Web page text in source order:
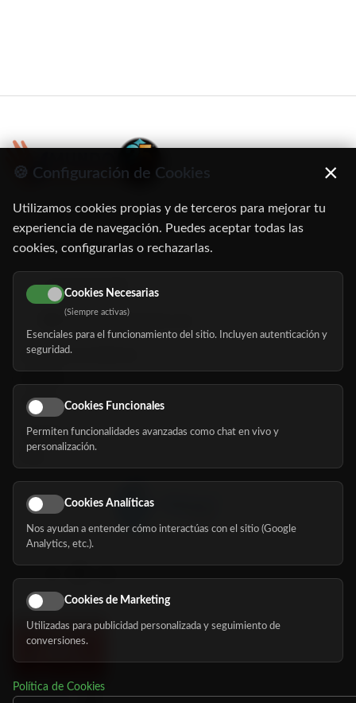
C/ Oruro, 11. 28016 Madrid
91 345 06 26
616 113 103
hola@mundomayor.com
Buscador de residencias
Eventos
Nosotros
Síguenos
🍪 Configuración de Cookies ×
Utilizamos cookies propias y de terceros para mejorar tu
experiencia de navegación. Puedes aceptar todas las
cookies, configurarlas o rechazarlas.
Cookies Necesarias
(Siempre activas)
Esenciales para el funcionamiento del sitio. Incluyen autenticación y
seguridad.
Cookies Funcionales
Permiten funcionalidades avanzadas como chat en vivo y
personalización.
Cookies Analíticas
Nos ayudan a entender cómo interactúas con el sitio (Google
Analytics, etc.).
Cookies de Marketing
Utilizadas para publicidad personalizada y seguimiento de
conversiones.
Política de Cookies